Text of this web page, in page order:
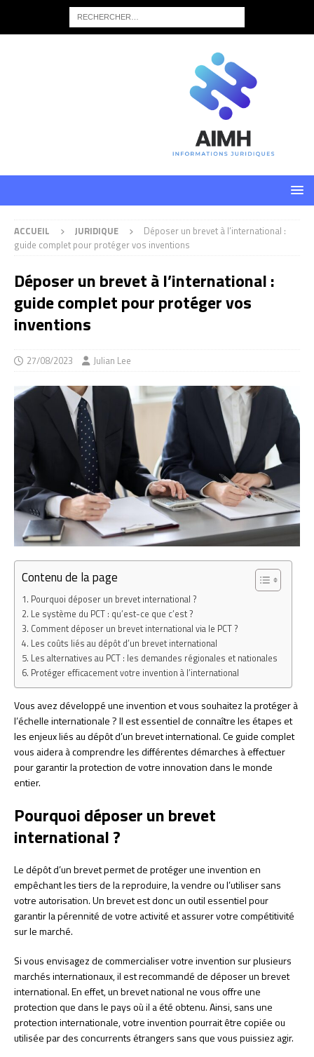
ACCUEIL JURIDIQUE
Déposer un brevet à l’international :
guide complet pour protéger vos inventions
Déposer un brevet à l’international :
guide complet pour protéger vos
inventions
27/08/2023 Julian Lee
Contenu de la page
Pourquoi déposer un brevet international ?
Le système du PCT : qu’est-ce que c’est ?
Comment déposer un brevet international via le PCT ?
Les coûts liés au dépôt d’un brevet international
Les alternatives au PCT : les demandes régionales et nationales
Protéger efficacement votre invention à l’international
Vous avez développé une invention et vous souhaitez la protéger à
l’échelle internationale ? Il est essentiel de connaître les étapes et
les enjeux liés au dépôt d’un brevet international. Ce guide complet
vous aidera à comprendre les différentes démarches à effectuer
pour garantir la protection de votre innovation dans le monde
entier.
Pourquoi déposer un brevet
international ?
Le dépôt d’un brevet permet de protéger une invention en
empêchant les tiers de la reproduire, la vendre ou l’utiliser sans
votre autorisation. Un brevet est donc un outil essentiel pour
garantir la pérennité de votre activité et assurer votre compétitivité
sur le marché.
Si vous envisagez de commercialiser votre invention sur plusieurs
marchés internationaux, il est recommandé de déposer un brevet
international. En effet, un brevet national ne vous offre une
protection que dans le pays où il a été obtenu. Ainsi, sans une
protection internationale, votre invention pourrait être copiée ou
utilisée par des concurrents étrangers sans que vous puissiez agir.